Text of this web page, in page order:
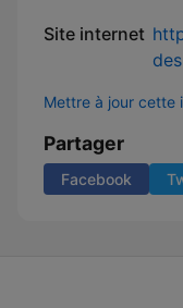
Site internet
Mettre à jour cette
Partager
Facebook